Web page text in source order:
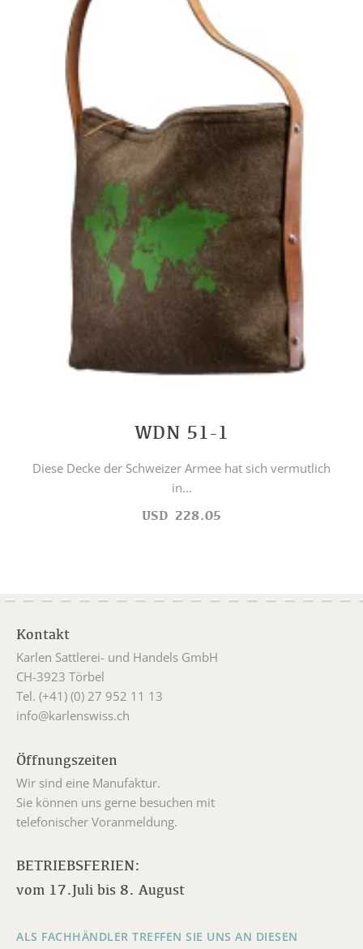
WDN 51-1
Diese Decke der Schweizer Armee hat sich vermutlich
in...
USD 228.05
Kontakt
Karlen Sattlerei- und Handels GmbH
CH-3923 Törbel
Tel. (+41) (0) 27 952 11 13
info@karlenswiss.ch
Öffnungszeiten
Wir sind eine Manufaktur.
Sie können uns gerne besuchen mit
telefonischer Voranmeldung.
BETRIEBSFERIEN:
vom 17.Juli bis 8. August
ALS FACHHÄNDLER TREFFEN SIE UNS AN DIESEN